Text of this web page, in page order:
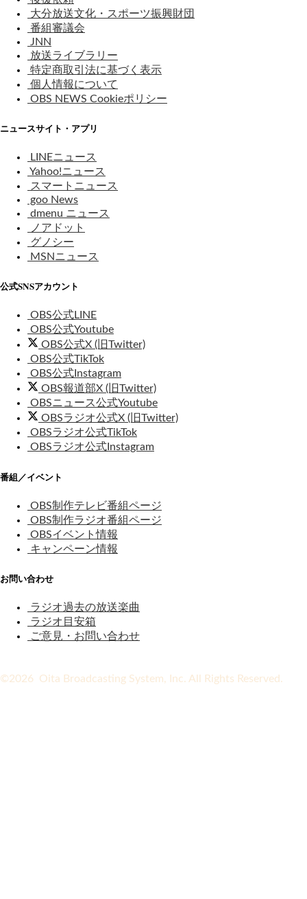
大分放送文化・スポーツ振興財団
番組審議会
JNN
放送ライブラリー
特定商取引法に基づく表示
個人情報について
OBS NEWS Cookieポリシー
ニュースサイト・アプリ
LINEニュース
Yahoo!ニュース
スマートニュース
goo News
dmenu ニュース
ノアドット
グノシー
MSNニュース
公式SNSアカウント
OBS公式LINE
OBS公式Youtube
OBS公式X (旧Twitter)
OBS公式TikTok
OBS公式Instagram
OBS報道部X (旧Twitter)
OBSニュース公式Youtube
OBSラジオ公式X (旧Twitter)
OBSラジオ公式TikTok
OBSラジオ公式Instagram
番組／イベント
OBS制作テレビ番組ページ
OBS制作ラジオ番組ページ
OBSイベント情報
キャンペーン情報
お問い合わせ
ラジオ過去の放送楽曲
ラジオ目安箱
ご意見・お問い合わせ
©2026 Oita Broadcasting System, Inc. All Rights Reserved.